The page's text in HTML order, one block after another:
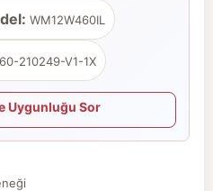
WM12W460IL
210249-V1-1X
Uygunluğu Sor